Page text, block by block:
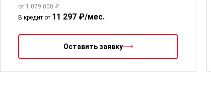
от 1 079 000 ₽
В кредит от 11 297 ₽/мес.
Оставить заявку